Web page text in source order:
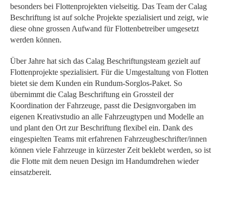
besonders bei Flottenprojekten vielseitig. Das Team der Calag
Beschriftung ist auf solche Projekte spezialisiert und zeigt, wie
diese ohne grossen Aufwand für Flottenbetreiber umgesetzt
werden können.
Über Jahre hat sich das Calag Beschriftungsteam gezielt auf
Flottenprojekte spezialisiert. Für die Umgestaltung von Flotten
bietet sie dem Kunden ein Rundum-Sorglos-Paket. So
übernimmt die Calag Beschriftung ein Grossteil der
Koordination der Fahrzeuge, passt die Designvorgaben im
eigenen Kreativstudio an alle Fahrzeugtypen und Modelle an
und plant den Ort zur Beschriftung flexibel ein. Dank des
eingespielten Teams mit erfahrenen Fahrzeugbeschrifter/innen
können viele Fahrzeuge in kürzester Zeit beklebt werden, so ist
die Flotte mit dem neuen Design im Handumdrehen wieder
einsatzbereit.